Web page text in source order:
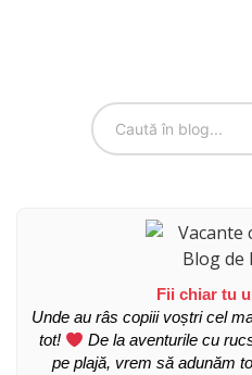
Fii chiar tu
Unde au râs copiii voștri cel
tot!
De la aventurile cu
pe plajă, vrem să adunăm